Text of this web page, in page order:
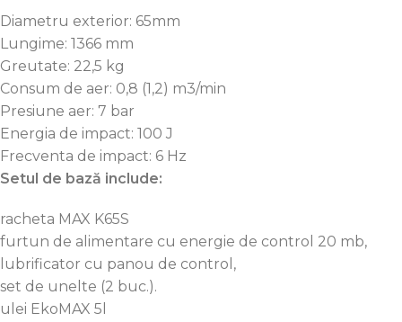
Diametru exterior: 65mm
Lungime: 1366 mm
Greutate: 22,5 kg
Consum de aer: 0,8 (1,2) m3/min
Presiune aer: 7 bar
Energia de impact: 100 J
Frecventa de impact: 6 Hz
Setul de bază include:
racheta MAX K65S
furtun de alimentare cu energie de control 20 mb,
lubrificator cu panou de control,
set de unelte (2 buc.).
ulei EkoMAX 5l